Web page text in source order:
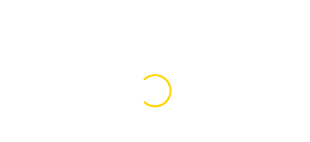
Načítavanie obsahu…